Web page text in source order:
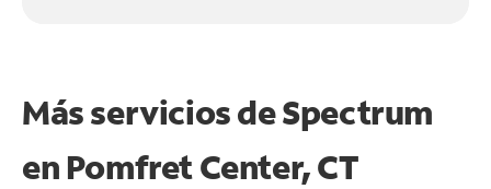
Más servicios de Spectrum
en Pomfret Center, CT